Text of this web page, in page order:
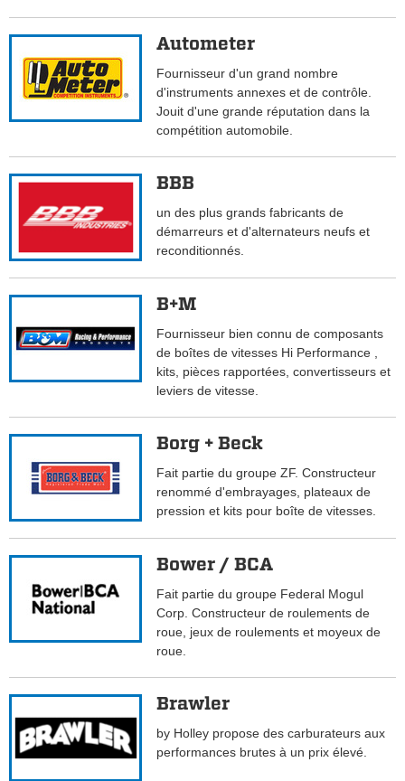
Autometer
Fournisseur d'un grand nombre
d'instruments annexes et de contrôle.
Jouit d'une grande réputation dans la
compétition automobile.
BBB
un des plus grands fabricants de
démarreurs et d'alternateurs neufs et
reconditionnés.
B+M
Fournisseur bien connu de composants
de boîtes de vitesses Hi Performance ,
kits, pièces rapportées, convertisseurs et
leviers de vitesse.
Borg + Beck
Fait partie du groupe ZF. Constructeur
renommé d'embrayages, plateaux de
pression et kits pour boîte de vitesses.
Bower / BCA
Fait partie du groupe Federal Mogul
Corp. Constructeur de roulements de
roue, jeux de roulements et moyeux de
roue.
Brawler
by Holley propose des carburateurs aux
performances brutes à un prix élevé.